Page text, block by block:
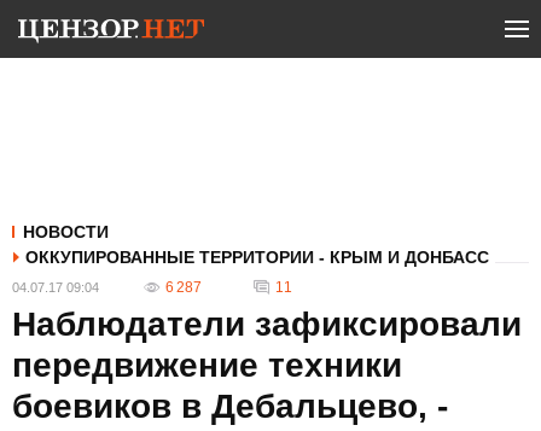
НОВОСТИ
ОККУПИРОВАННЫЕ ТЕРРИТОРИИ - КРЫМ И ДОНБАСС
04.07.17 09:04 6 287 11
Наблюдатели зафиксировали
передвижение техники
боевиков в Дебальцево, -